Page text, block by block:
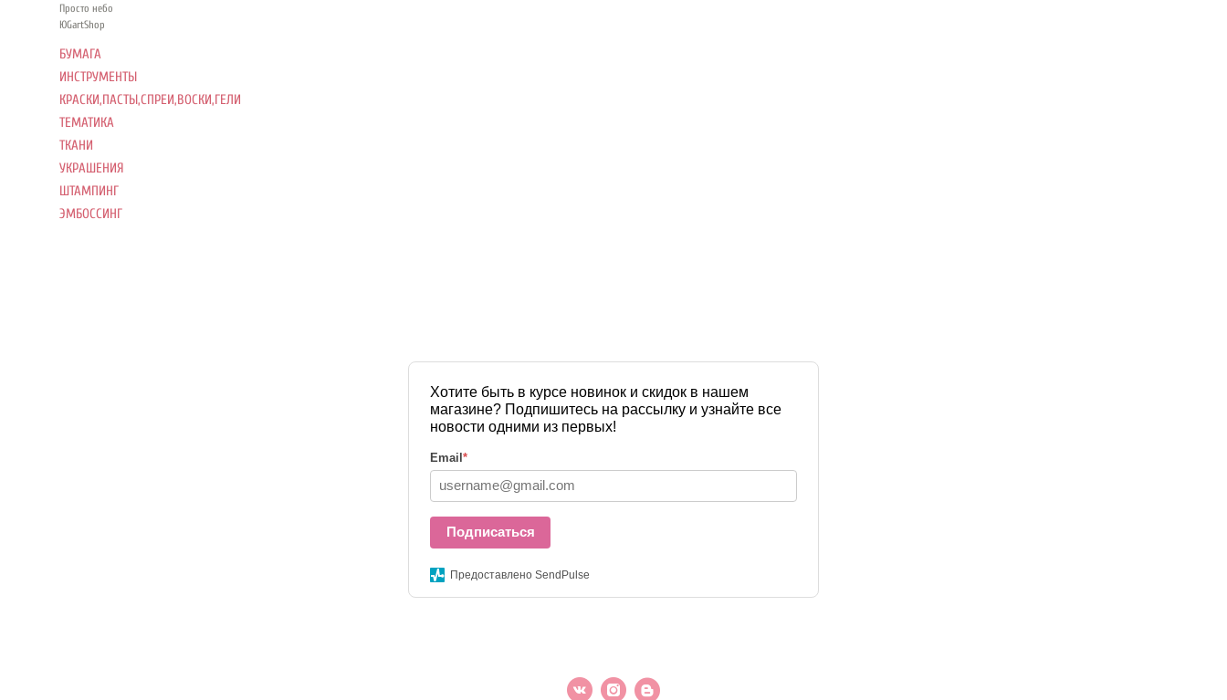
Просто небо
ЮGartShop
БУМАГА
ИНСТРУМЕНТЫ
КРАСКИ,ПАСТЫ,СПРЕИ,ВОСКИ,ГЕЛИ
ТЕМАТИКА
ТКАНИ
УКРАШЕНИЯ
ШТАМПИНГ
ЭМБОССИНГ
Хотите быть в курсе новинок и скидок в нашем
магазине? Подпишитесь на рассылку и узнайте все
новости одними из первых!
Email *
Подписаться
Предоставлено SendPulse